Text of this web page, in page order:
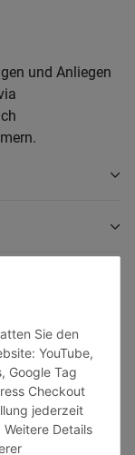
Sie den
YouTube,
Google Tag
Checkout
jederzeit
Details
und Anliegen